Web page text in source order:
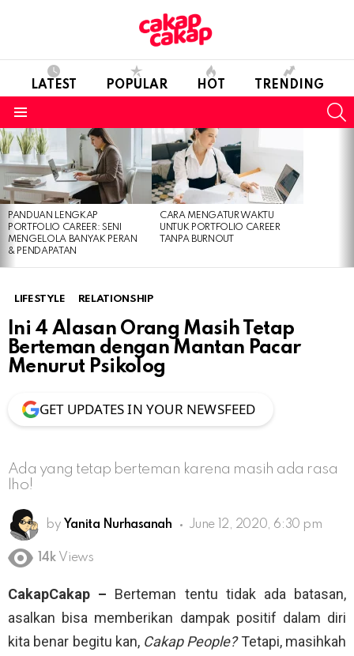
LATEST POPULAR HOT TRENDING
LATEST
STORIES
PANDUAN LENGKAP
PORTFOLIO CAREER: SENI
MENGELOLA BANYAK PERAN
& PENDAPATAN
CARA MENGATUR WAKTU
UNTUK PORTFOLIO CAREER
TANPA BURNOUT
LIFESTYLE RELATIONSHIP
Ini 4 Alasan Orang Masih Tetap
Berteman dengan Mantan Pacar
Menurut Psikolog
GET UPDATES IN YOUR NEWSFEED
Ada yang tetap berteman karena masih ada rasa
lho!
by Yanita Nurhasanah June 12, 2020, 6:30 pm
14k Views
CakapCakap – Berteman tentu tidak ada batasan,
asalkan bisa memberikan dampak positif dalam diri
kita benar begitu kan, Cakap People?Tetapi, masihkah